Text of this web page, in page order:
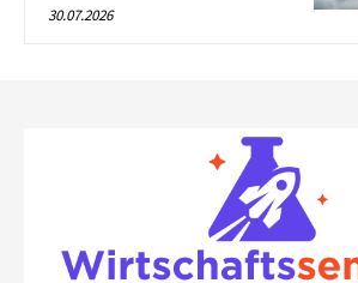
30.07.2026